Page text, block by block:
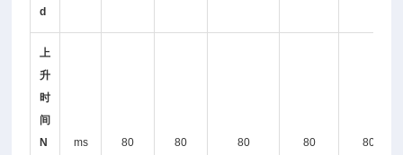
d
上
升
时
间
N
ms 80 80 80 80 80